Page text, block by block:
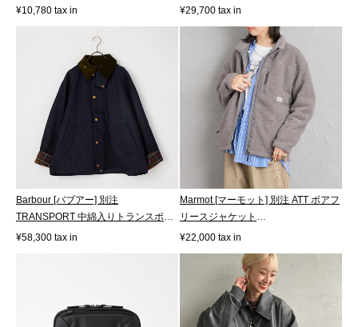
¥10,780 tax in
JF]
¥29,700 tax in
Barbour [バブアー] 別注
TRANSPORT 中綿入りトランスポー
トデニムジャケッ...
¥58,300 tax in
Marmot [マーモット] 別注 ATT ボアフ
リースジャケット
[MTFW26UFL330IN-JF...
¥22,000 tax in